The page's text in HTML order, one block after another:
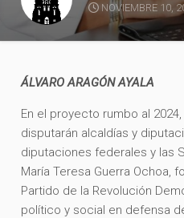
NOVIEMBRE 10,
ÁLVARO ARAGÓN AYALA
En el proyecto rumbo al
disputarán alcaldías y
diputaciones federales y las
María Teresa Guerra Ochoa,
Partido de la Revolución
político y social en defensa